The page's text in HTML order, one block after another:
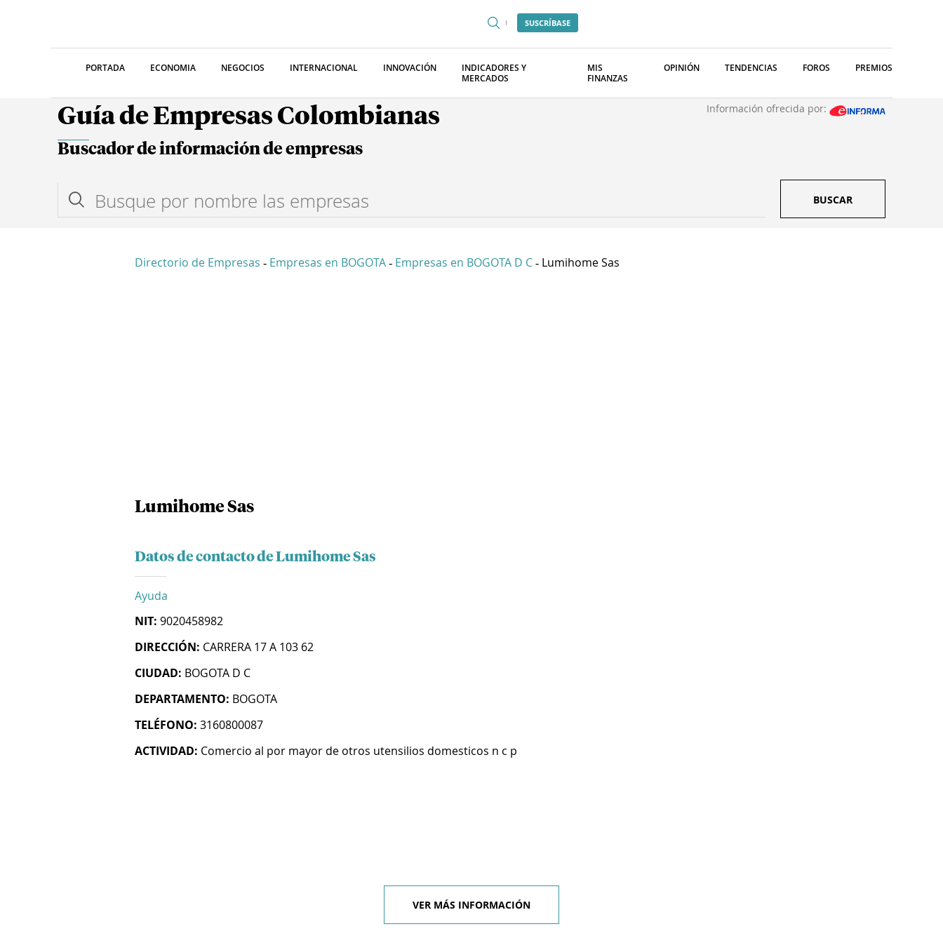
SUSCRÍBASE
PORTADA ECONOMIA NEGOCIOS INTERNACIONAL INNOVACIÓN
INDICADORES Y
MERCADOS
MIS
FINANZAS
OPINIÓN TENDENCIAS FOROS PREMIOS
Guía de Empresas Colombianas Información ofrecida por:
Buscador de información de empresas
BUSCAR
Directorio de Empresas - Empresas en BOGOTA - Empresas en BOGOTA D C - Lumihome Sas
Lumihome Sas
Datos de contacto de Lumihome Sas
Ayuda
NIT: 9020458982
DIRECCIÓN: CARRERA 17 A 103 62
CIUDAD: BOGOTA D C
DEPARTAMENTO: BOGOTA
TELÉFONO: 3160800087
ACTIVIDAD: Comercio al por mayor de otros utensilios domesticos n c p
VER MÁS INFORMACIÓN